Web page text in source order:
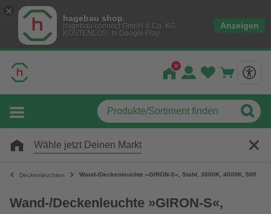
hagebau shop
hagebau connect GmbH & Co. KG
KOSTENLOS- In Google Play
Anzeigen
Wähle jetzt Deinen Markt
Deckenleuchten Wand-/Deckenleuchte »GIRON-S«, Stahl, 3000K, 4000K, 5000K
Wand-/Deckenleuchte »GIRON-S«,